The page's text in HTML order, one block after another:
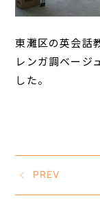
東灘区の英会話
レンガ調ベージ
した。
PREV